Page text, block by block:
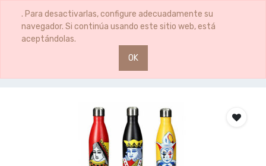
. Para desactivarlas, configure adecuadamente su
navegador. Si continúa usando este sitio web, está
aceptándolas.
OK
0 0
BOTELLA TERM.BLACK JACK 750ML